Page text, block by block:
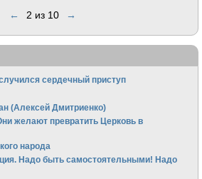
← 2 из 10 →
сердечный приступ
(Алексей Дмитриенко)
желают превратить Церковь в
народа
Надо быть самостоятельными! Надо